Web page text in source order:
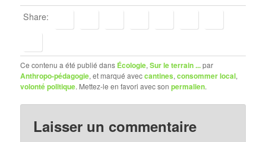
Share:
Ce contenu a été publié dans Écologie,Sur le terrain ...par
Anthropo-pédagogie, et marqué aveccantines,consommer local,
volonté politique. Mettez-le en favori avec sonpermalien.
Laisser un commentaire